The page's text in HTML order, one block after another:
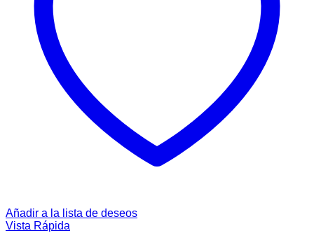
Añadir a la lista de deseos
Vista Rápida